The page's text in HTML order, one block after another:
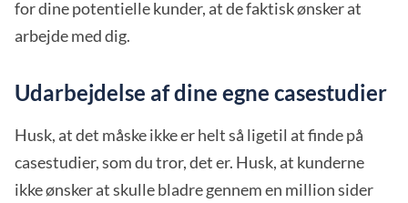
for dine potentielle kunder, at de faktisk ønsker at
arbejde med dig.
Udarbejdelse af dine egne casestudier
Husk, at det måske ikke er helt så ligetil at finde på
casestudier, som du tror, det er. Husk, at kunderne
ikke ønsker at skulle bladre gennem en million sider